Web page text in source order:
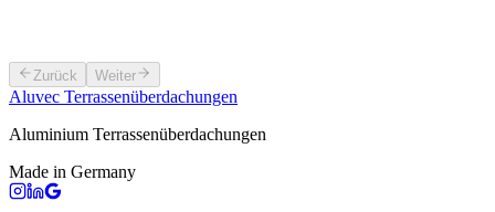
Zurück Weiter
Aluvec Terrassenüberdachungen
Aluminium Terrassenüberdachungen
Made in Germany